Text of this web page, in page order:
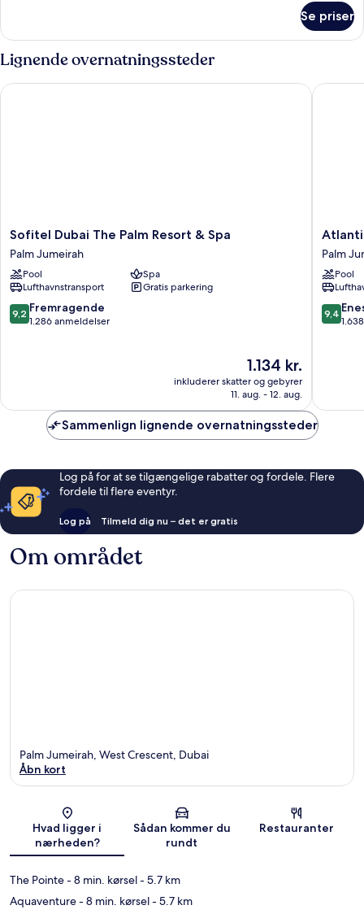
Skyline
View)
-
soveværelser
Skyline
Se priser
Lignende overnatningssteder
Sofitel
Dubai
The
Palm
Resort
&
Spa
Sofitel Dubai The Palm Resort & Spa
Palm Jumeirah
Pool
Spa
Lufthavnstransport
Gratis parkering
9.2
ud
9,2 Fremragende
1.286 anmeldelser
Prisen
er
1.134 kr.
1.134 kr.
inkluderer skatter og gebyrer
11. aug. - 12. aug.
Sofitel Dubai The Palm Resort & Spa
Atlantis,
The
Palm
Palm
Palm
Pool
9.4
ud
9,4
Atlantis,
Sammenlign lignende overnatningssteder
Log på for at se tilgængelige rabatter og fordele. Flere
fordele til flere eventyr.
Log på Tilmeld dig nu – det er gratis
Om området
Kort
Palm Jumeirah, West Crescent, Dubai
Åbn kort
Hvad ligger i
nærheden?
Sådan kommer du
rundt
Restauranter
The Pointe- 8 min. kørsel- 5.7 km
Aquaventure- 8 min. kørsel- 5.7 km